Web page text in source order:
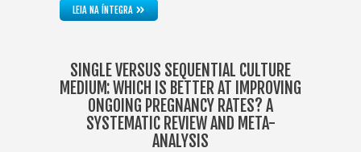
LEIA NA ÍNTEGRA»
SINGLE VERSUS SEQUENTIAL CULTURE
MEDIUM: WHICH IS BETTER AT IMPROVING
ONGOING PREGNANCY RATES? A
SYSTEMATIC REVIEW AND META-
ANALYSIS